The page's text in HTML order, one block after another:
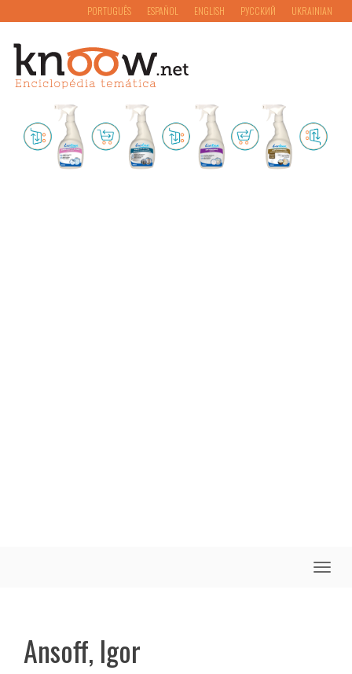
PORTUGUÊS ESPAÑOL ENGLISH РУССКИЙ UKRAINIAN
Toggle
Ansoff, Igor